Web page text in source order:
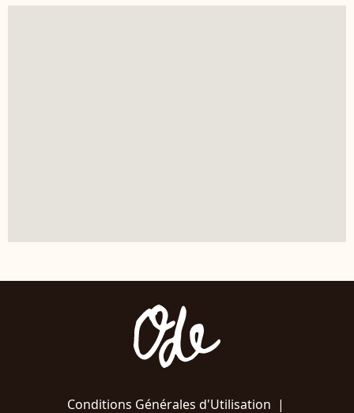
Conditions Générales d'Utilisation |